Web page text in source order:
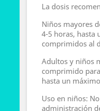
La dosis
Niños mayores
4-5 horas, hasta
comprimidos al
Adultos y niños
comprimido
hasta un
Uso en niños:
administración